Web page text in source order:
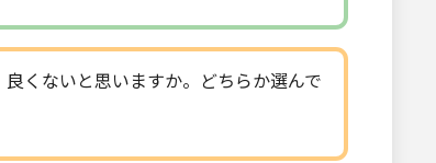
くないと思いますか。どちらか選んで